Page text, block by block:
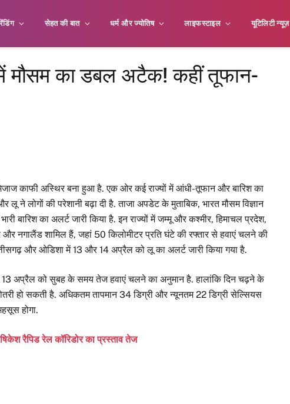
सेहत की बात धर्म और ज्योतिष लाइफस्टाइल यूटिलिटी न्यूज़
का डबल अटैक! कहीं तूफान-
काफी अस्थिर बना हुआ है. एक ओर कई राज्यों में आंधी-तूफान और बारिश का
लू ने लोगों की परेशानी बढ़ा दी है. ताजा अपडेट के मुताबिक, भारत मौसम विज्ञान
बारिश का अलर्ट जारी किया है. इन राज्यों में जम्मू और कश्मीर, हिमाचल प्रदेश,
और नगालैंड शामिल हैं, जहां 50 किलोमीटर प्रति घंटे की रफ्तार से हवाएं चलने की
और ओडिशा में 13 और 14 अप्रैल को लू का अलर्ट जारी किया गया है.
13 अप्रैल को सुबह के समय तेज हवाएं चलने का अनुमान है. हालांकि दिन चढ़ने के
हो सकती है. अधिकतम तापमान 34 डिग्री और न्यूनतम 22 डिग्री सेल्सियस
होगा.
रैपिड रेल कॉरिडोर का प्रस्ताव तेज